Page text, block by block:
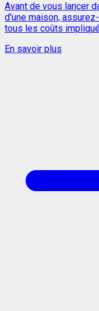
Avant de vous lancer
d'une maison,
tous les coûts
En savoir plus